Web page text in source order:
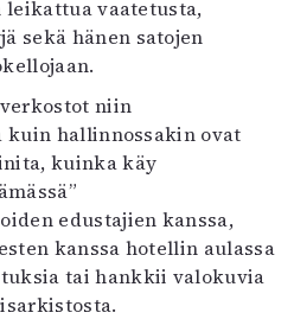
4/2026
2026
1/2026
6/2025
saame
5/2025
vaatetusta,
sekä hänen satojen
niin
kuin hallinnossakin ovat
kuinka käy
edustajien kanssa,
kanssa hotellin aulassa
tai hankkii valokuvia